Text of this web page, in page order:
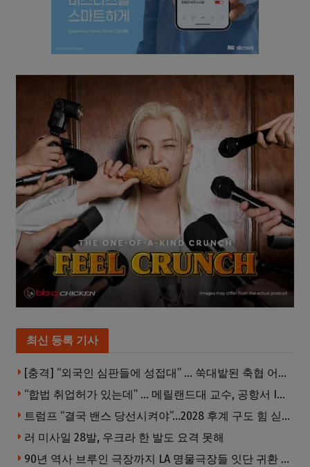
최신 등록 기사
[충격] “외국인 심판들에 성접대” … 쑥대밭된 축협 어디까지 추락하나
“합법 취업허가 있는데” … 메릴랜드대 교수, 공항서 ICE에 체포, 구금 중
트럼프 “결국 밴스 당선시켜야”…2028 후계 구도 힘 싣나
러 미사일 28발, 우크라 한 발도 요격 못해
90년 역사 브루인 극장까지 LA 명물극장들 잇단 귀환 … 할리웃 경기 살아났다